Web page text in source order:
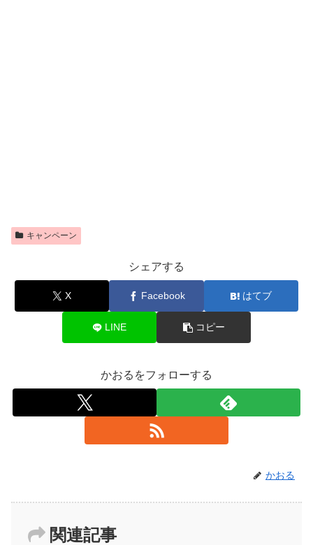
キャンペーン
シェアする
X Facebook はてブ
LINE コピー
かおるをフォローする
かおる
関連記事